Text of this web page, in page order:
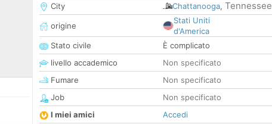
City
Chattanooga, Tennessee
origine
Stati Uniti
d'America
Stato civile
È complicato
livello accademico
Non specificato
Fumare
Non specificato
Job
Non specificato
I miei amici
Accedi